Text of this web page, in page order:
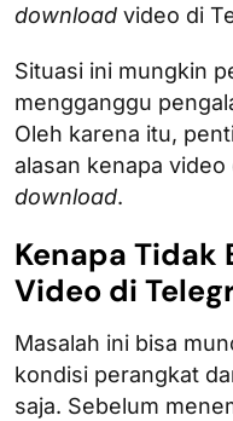
download video di
Situasi ini mungkin
mengganggu
Oleh karena itu,
alasan kenapa
download.
Kenapa Tidak
Video di
Masalah ini bisa
kondisi perangkat
saja. Sebelum